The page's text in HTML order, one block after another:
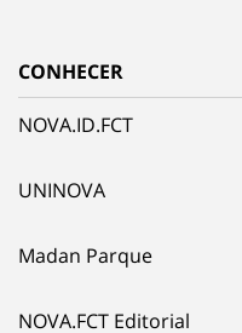
CONHECER
NOVA.ID.FCT
UNINOVA
Madan Parque
NOVA.FCT Editorial